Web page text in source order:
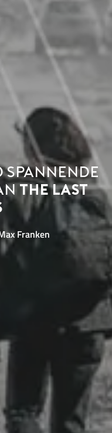
spannende
The Last
Franken